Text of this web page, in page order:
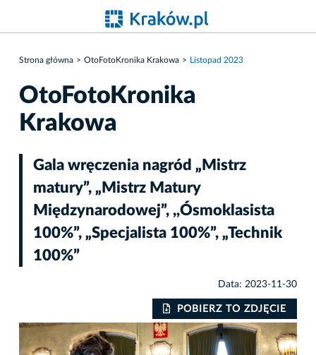
Strona główna OtoFotoKronika Krakowa Listopad 2023
OtoFotoKronika
Krakowa
Gala wręczenia nagród „Mistrz
matury”, „Mistrz Matury
Międzynarodowej”, ,,Ósmoklasista
100%”, „Specjalista 100%”, „Technik
100%”
Data: 2023-11-30
POBIERZ TO ZDJĘCIE